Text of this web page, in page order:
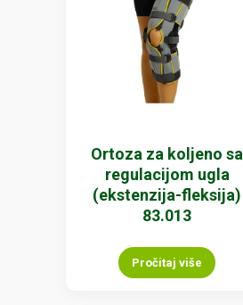
Ortoza za koljeno sa
regulacijom ugla
(ekstenzija-fleksija)
83.013
Pročitaj više